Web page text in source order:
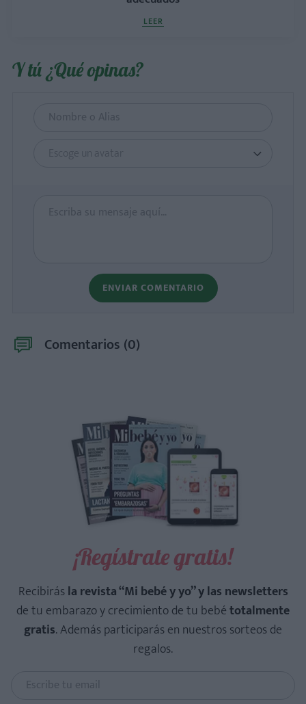
LEER
Y tú ¿Qué opinas?
Escoge un avatar
ENVIAR COMENTARIO
Comentarios (0)
¡Regístrate gratis!
Recibirásla revista “Mi bebé y yo” y las newsletters
de tu embarazo y crecimiento de tu bebétotalmente
gratis. Además participarás en nuestros sorteos de
regalos.